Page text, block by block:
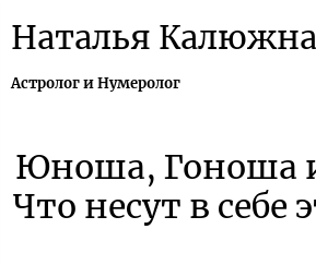
Наталья
Астролог и Нумеролог
Юноша, Гоноша
Что несут в себе